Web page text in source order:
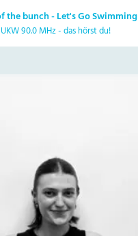
the bunch - Let's Go Swimming
UKW 90.0 MHz - das hörst du!